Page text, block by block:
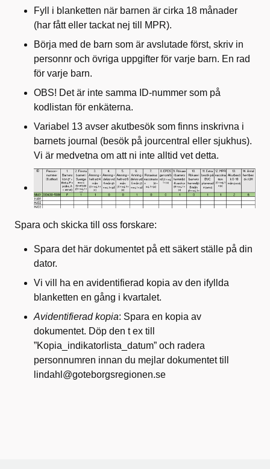
Fyll i blanketten när barnen är cirka 18 månader
(har fått eller tackat nej till MPR).
Börja med de barn som är avslutade först, skriv in
personnr och övriga uppgifter för varje barn. En rad
för varje barn.
OBS! Det är inte samma ID-nummer som på
kodlistan för enkäterna.
Variabel 13 avser akutbesök som finns inskrivna i
barnets journal (besök på jourcentral eller sjukhus).
Vi är medvetna om att ni inte alltid vet detta.
Spara och skicka till oss forskare:
Spara det här dokumentet på ett säkert ställe på din
dator.
Vi vill ha en avidentifierad kopia av den ifyllda
blanketten en gång i kvartalet.
Avidentifierad kopia: Spara en kopia av
dokumentet. Döp den t ex till
”Kopia_indikatorlista_datum” och radera
personnumren innan du mejlar dokumentet till
lindahl@goteborgsregionen.se